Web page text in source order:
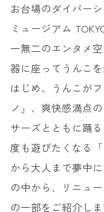
お台場のダイバー
ミュージアム
一無二のエンタメ
器に座ってうんこを
はじめ、うんこが
ノ」、爽快感満点
サーズとともに踊
度も遊びたくなる
から大人まで夢中
の中から、リニュ
の一部をご紹介しま